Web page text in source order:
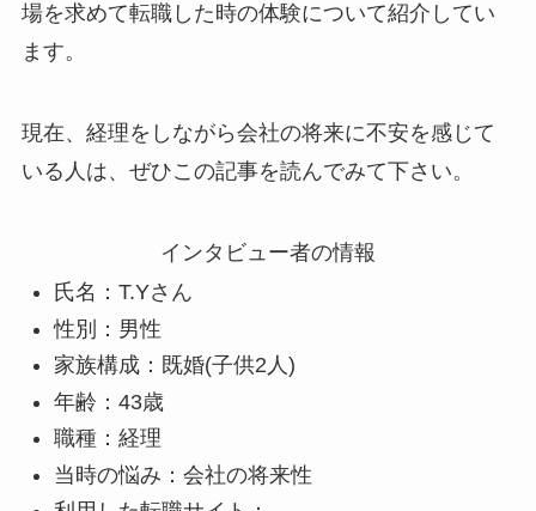
場を求めて転職した時の体験について紹介してい
ます。
現在、経理をしながら会社の将来に不安を感じて
いる人は、ぜひこの記事を読んでみて下さい。
インタビュー者の情報
氏名：T.Yさん
性別：男性
家族構成：既婚(子供2人)
年齢：43歳
職種：経理
当時の悩み：会社の将来性